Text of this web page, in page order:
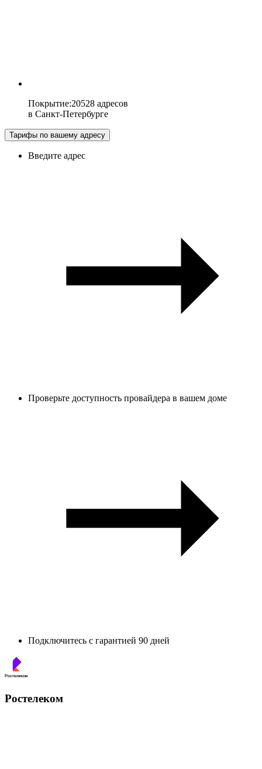
Покрытие:20528 адресов
в Санкт-Петербурге
Тарифы по вашему адресу
Введите адрес
Проверьте доступность провайдера в вашем доме
Подключитесь с гарантией 90 дней
Ростелеком